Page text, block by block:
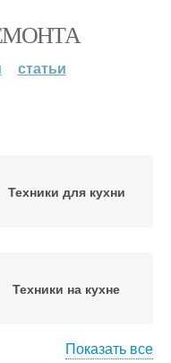
статьи
Техники для кухни
Техники на кухне
Показать все